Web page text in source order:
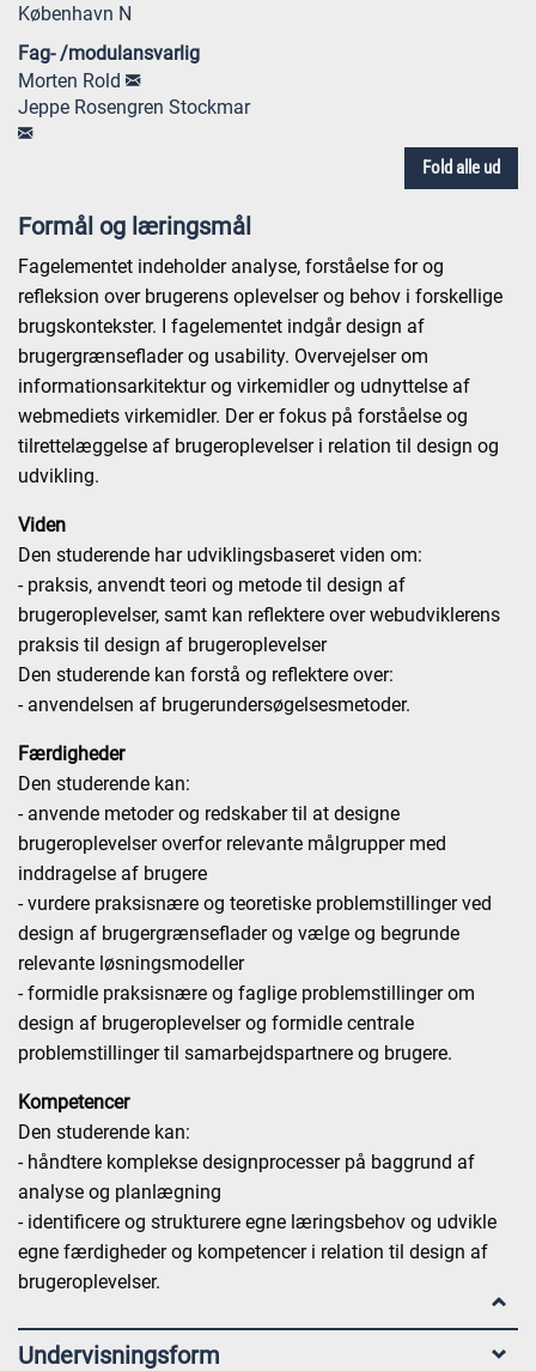
København N
Fag- /modulansvarlig
Morten Rold
Jeppe Rosengren Stockmar
Fold alle ud
Formål og læringsmål
Fagelementet indeholder analyse, forståelse for og
refleksion over brugerens oplevelser og behov i forskellige
brugskontekster. I fagelementet indgår design af
brugergrænseflader og usability. Overvejelser om
informationsarkitektur og virkemidler og udnyttelse af
webmediets virkemidler. Der er fokus på forståelse og
tilrettelæggelse af brugeroplevelser i relation til design og
udvikling.
Viden
Den studerende har udviklingsbaseret viden om:
- praksis, anvendt teori og metode til design af
brugeroplevelser, samt kan reflektere over webudviklerens
praksis til design af brugeroplevelser
Den studerende kan forstå og reflektere over:
- anvendelsen af brugerundersøgelsesmetoder.
Færdigheder
Den studerende kan:
- anvende metoder og redskaber til at designe
brugeroplevelser overfor relevante målgrupper med
inddragelse af brugere
- vurdere praksisnære og teoretiske problemstillinger ved
design af brugergrænseflader og vælge og begrunde
relevante løsningsmodeller
- formidle praksisnære og faglige problemstillinger om
design af brugeroplevelser og formidle centrale
problemstillinger til samarbejdspartnere og brugere.
Kompetencer
Den studerende kan:
- håndtere komplekse designprocesser på baggrund af
analyse og planlægning
- identificere og strukturere egne læringsbehov og udvikle
egne færdigheder og kompetencer i relation til design af
brugeroplevelser.
Undervisningsform